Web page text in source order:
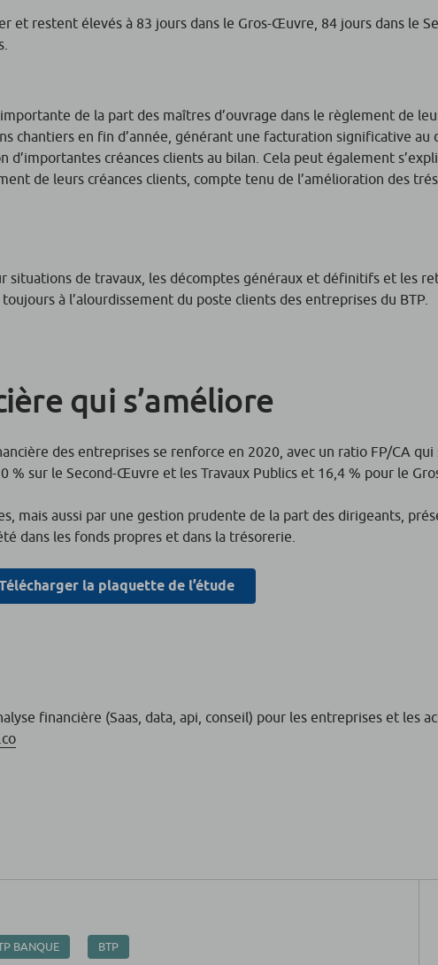
et restent élevés à 83 jours dans le Gros-Œuvre, 84 jours dans le
de la part des maîtres d’ouvrage dans le règlement de
chantiers en fin d’année, générant une facturation significative au
créances clients au bilan. Cela peut également
de leurs créances clients, compte tenu de l’amélioration des
situations de travaux, les décomptes généraux et définitifs et les
à l’alourdissement du poste clients des entreprises du BTP.
qui s’améliore
des entreprises se renforce en 2020, avec un ratio FP/CA qui
% sur le Second-Œuvre et les Travaux Publics et 16,4 % pour le
mais aussi par une gestion prudente de la part des dirigeants,
dans les fonds propres et dans la trésorerie.
la plaquette de l’étude
financière (Saas, data, api, conseil) pour les entreprises et les
BANQUE BTP